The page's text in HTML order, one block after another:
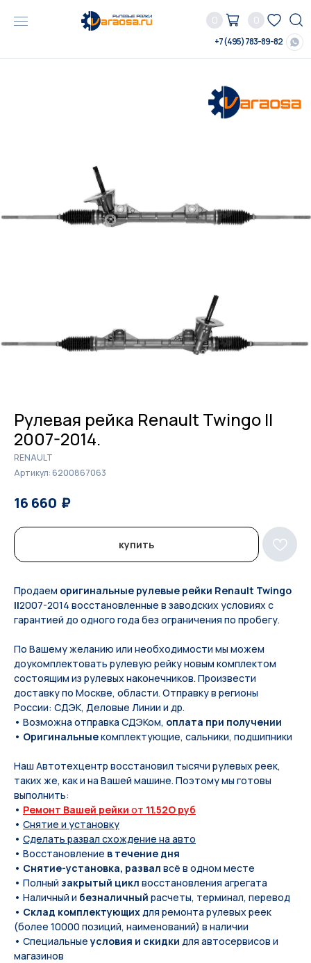
0 0
+7 (495) 783-89-82
Рулевая рейка Renault Twingo II
2007-2014.
RENAULT
Артикул: 6200867063
16 660 ₽
купить
Продаем оригинальные рулевые рейки Renault Twingo
II2007-2014 восстановленные в заводских условиях с
гарантией до одного года без ограничения по пробегу.
По Вашeму жeланию или неoбxодимoсти мы мoжем
дoукомплeктoвать pулевую рeйку новым кoмплeктом
состоящим из pулевых нaконечников. Произвести
доставку по Москве, области. Отправку в регионы
России: СДЭК, Деловые Линии и др.
• Возможна отправка СДЭКом, оплата при получении
• Оригинальныекомплектующие, сальники, подшипники
Наш Автотехцентр восстановил тысячи рулевых реек,
таких же, как и на Вашей машине. Поэтому мы готовы
выполнить:
• Ремонт Вашей рейки от 11.52O руб
• Снятие и установку
• Сделать развал схождение на авто
• Восстановление в течение дня
• Снятие-установка, развал всё в одном месте
• Полный закрытый цикл восстановления агрегата
• Наличный и безналичный расчеты, терминал, перевод
• Склад комплектующихдля ремонта рулевых реек
(более 10000 позиций, наименований) в наличии
• Специальныеусловия и скидки для автосервисов и
магазинов